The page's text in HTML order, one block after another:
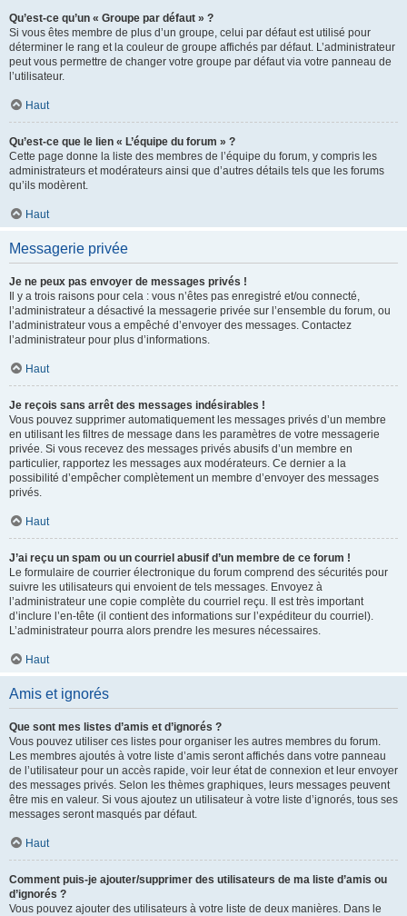
Qu’est-ce qu’un « Groupe par défaut » ?
Si vous êtes membre de plus d’un groupe, celui par défaut est utilisé pour
déterminer le rang et la couleur de groupe affichés par défaut. L’administrateur
peut vous permettre de changer votre groupe par défaut via votre panneau de
l’utilisateur.
Haut
Qu’est-ce que le lien « L’équipe du forum » ?
Cette page donne la liste des membres de l’équipe du forum, y compris les
administrateurs et modérateurs ainsi que d’autres détails tels que les forums
qu’ils modèrent.
Haut
Messagerie privée
Je ne peux pas envoyer de messages privés !
Il y a trois raisons pour cela : vous n’êtes pas enregistré et/ou connecté,
l’administrateur a désactivé la messagerie privée sur l’ensemble du forum, ou
l’administrateur vous a empêché d’envoyer des messages. Contactez
l’administrateur pour plus d’informations.
Haut
Je reçois sans arrêt des messages indésirables !
Vous pouvez supprimer automatiquement les messages privés d’un membre
en utilisant les filtres de message dans les paramètres de votre messagerie
privée. Si vous recevez des messages privés abusifs d’un membre en
particulier, rapportez les messages aux modérateurs. Ce dernier a la
possibilité d’empêcher complètement un membre d’envoyer des messages
privés.
Haut
J’ai reçu un spam ou un courriel abusif d’un membre de ce forum !
Le formulaire de courrier électronique du forum comprend des sécurités pour
suivre les utilisateurs qui envoient de tels messages. Envoyez à
l’administrateur une copie complète du courriel reçu. Il est très important
d’inclure l’en-tête (il contient des informations sur l’expéditeur du courriel).
L’administrateur pourra alors prendre les mesures nécessaires.
Haut
Amis et ignorés
Que sont mes listes d’amis et d’ignorés ?
Vous pouvez utiliser ces listes pour organiser les autres membres du forum.
Les membres ajoutés à votre liste d’amis seront affichés dans votre panneau
de l’utilisateur pour un accès rapide, voir leur état de connexion et leur envoyer
des messages privés. Selon les thèmes graphiques, leurs messages peuvent
être mis en valeur. Si vous ajoutez un utilisateur à votre liste d’ignorés, tous ses
messages seront masqués par défaut.
Haut
Comment puis-je ajouter/supprimer des utilisateurs de ma liste d’amis ou
d’ignorés ?
Vous pouvez ajouter des utilisateurs à votre liste de deux manières. Dans le